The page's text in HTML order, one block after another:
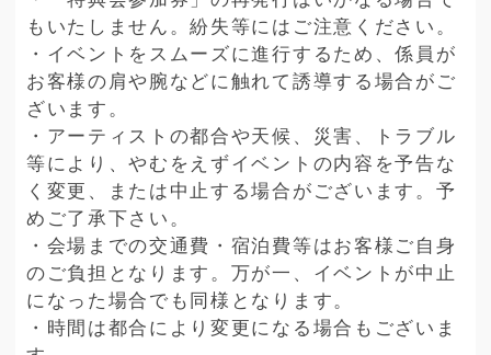
もいたしません。紛失等にはご注意ください。
・イベントをスムーズに進行するため、係員が
お客様の肩や腕などに触れて誘導する場合がご
ざいます。
・アーティストの都合や天候、災害、トラブル
等により、やむをえずイベントの内容を予告な
く変更、または中止する場合がございます。予
めご了承下さい。
・会場までの交通費・宿泊費等はお客様ご自身
のご負担となります。万が一、イベントが中止
になった場合でも同様となります。
・時間は都合により変更になる場合もございま